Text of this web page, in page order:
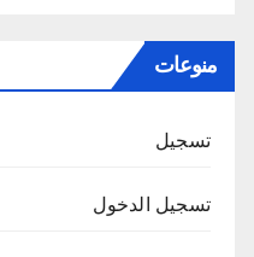
منوعات
تسجيل
تسجيل الدخول